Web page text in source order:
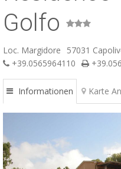
Golfo
Loc. Margidore
57031
+39.0565964110
Informationen Karte